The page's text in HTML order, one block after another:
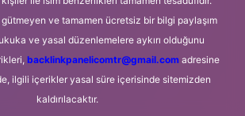
gütmeyen ve tamamen ücretsiz bir bilgi paylaşım
ve yasal düzenlemelere aykırı olduğunu
backlinkpanelicomtr@gmail.comadresine
ilgili içerikler yasal süre içerisinde sitemizden
kaldırılacaktır.